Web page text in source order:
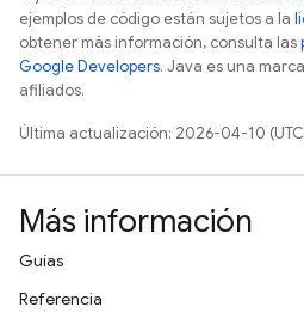
ejemplos de código están sujetos a la
obtener más información, consulta las
Google Developers. Java es una
afiliados.
Última actualización: 2026-04-10
Más información
Guías
Referencia